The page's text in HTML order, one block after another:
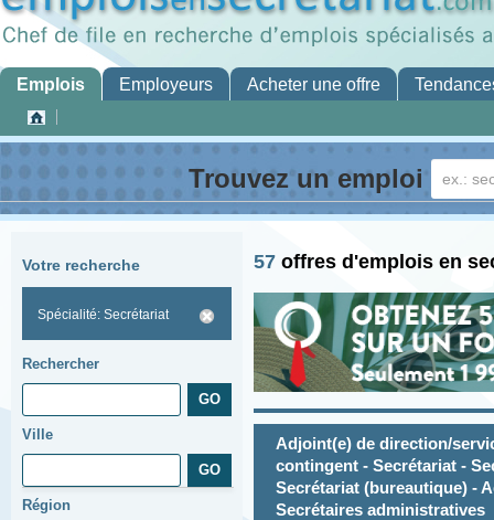
Emplois Employeurs Acheter une offre
Trouvez un emploi
Votre recherche
Spécialité: Secrétariat
Rechercher
Ville
Région
57 offres d'emplois en
Adjoint(e) de direction/
contingent - Secrétariat -
Secrétariat (bureautique) -
Secrétaires administratives